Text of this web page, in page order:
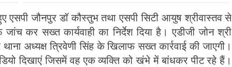
एसपी जौनपुर डॉ कौस्तुभ तथा एसपी सिटी आयुष श्रीवास्तव से
कर सख्त कार्यवाही का निर्देश दिया है। एडीजी जोन श्री
अध्यक्ष त्रिवेणी सिंह के खिलाफ सख्त कार्रवाई की जाएगी।
दिखाएं जिसमें वह एक व्यक्ति को खंभे में बांधकर पीट रहे हैं।